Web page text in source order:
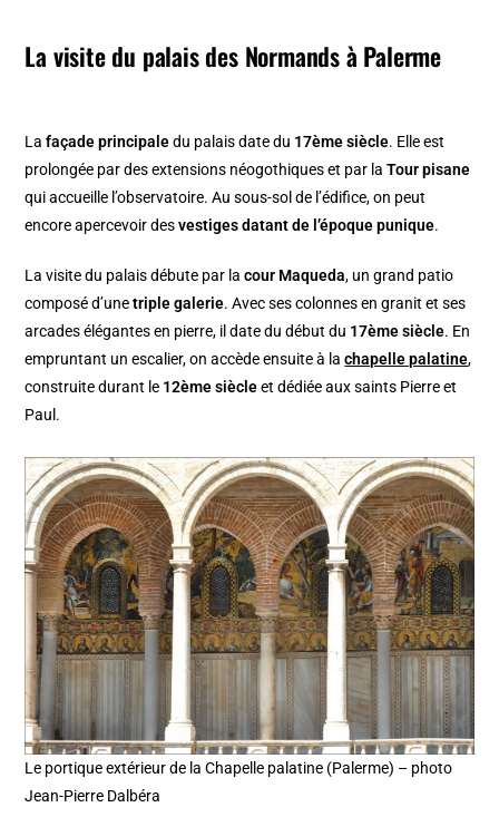
La visite du palais des Normands à Palerme
Lafaçade principaledu palais date du 17ème siècle. Elle est
prolongée par des extensions néogothiques et par laTour pisane
qui accueille l’observatoire. Au sous-sol de l’édifice, on peut
encore apercevoir desvestiges datant de l’époque punique.
La visite du palais débute par lacour Maqueda, un grand patio
composé d’unetriple galerie. Avec ses colonnes en granit et ses
arcades élégantes en pierre, il date du début du 17ème siècle. En
empruntant un escalier, on accède ensuite à lachapelle palatine,
construite durant le 12ème siècleet dédiée aux saints Pierre et
Paul.
Le portique extérieur de la Chapelle palatine (Palerme) – photo
Jean-Pierre Dalbéra